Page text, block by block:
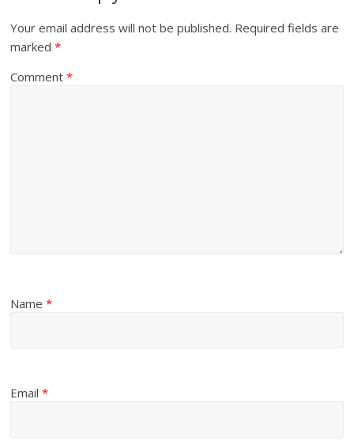
Your email address will not be published. Required fields are
marked*
Comment*
Name*
Email*